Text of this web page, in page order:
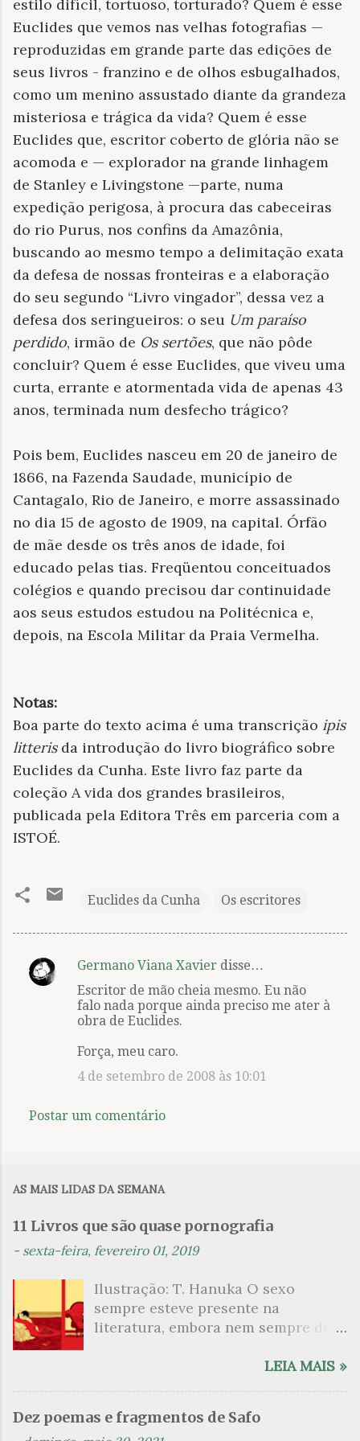
estilo difícil, tortuoso, torturado? Quem é esse
Euclides que vemos nas velhas fotografias —
reproduzidas em grande parte das edições de
seus livros - franzino e de olhos esbugalhados,
como um menino assustado diante da grandeza
misteriosa e trágica da vida? Quem é esse
Euclides que, escritor coberto de glória não se
acomoda e — explorador na grande linhagem
de Stanley e Livingstone —parte, numa
expedição perigosa, à procura das cabeceiras
do rio Purus, nos confins da Amazônia,
buscando ao mesmo tempo a delimitação exata
da defesa de nossas fronteiras e a elaboração
do seu segundo “Livro vingador”, dessa vez a
defesa dos seringueiros: o seu Um paraíso
perdido, irmão de Os sertões, que não pôde
concluir? Quem é esse Euclides, que viveu uma
curta, errante e atormentada vida de apenas 43
anos, terminada num desfecho trágico?
Pois bem, Euclides nasceu em 20 de janeiro de
1866, na Fazenda Saudade, município de
Cantagalo, Rio de Janeiro, e morre assassinado
no dia 15 de agosto de 1909, na capital. Órfão
de mãe desde os três anos de idade, foi
educado pelas tias. Freqüentou conceituados
colégios e quando precisou dar continuidade
aos seus estudos estudou na Politécnica e,
depois, na Escola Militar da Praia Vermelha.
Notas:
Boa parte do texto acima é uma transcrição ipis
litterisda introdução do livro biográfico sobre
Euclides da Cunha. Este livro faz parte da
coleção A vida dos grandes brasileiros,
publicada pela Editora Três em parceria com a
ISTOÉ.
Euclides da Cunha Os escritores
C
á
s
Germano Viana Xavier disse…
Escritor de mão cheia mesmo. Eu não
falo nada porque ainda preciso me ater à
obra de Euclides.
Força, meu caro.
4 de setembro de 2008 às 10:01
Postar um comentário
AS MAIS LIDAS DA SEMANA
11 Livros que são quase pornografia
- sexta-feira, fevereiro 01, 2019
Ilustração: T. Hanuka O sexo
sempre esteve presente na
literatura, embora nem sempre de
que mergulharam em sua própria
psicanalítico e findaram por revelar
LEIA MAIS »
Dez poemas e fragmentos de Safo